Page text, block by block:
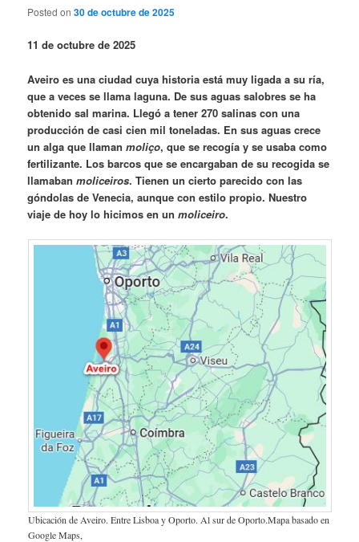
Posted on30 de octubre de 2025
11 de octubre de 2025
Aveiro es una ciudad cuya historia está muy ligada a su ría,
que a veces se llama laguna. De sus aguas salobres se ha
obtenido sal marina. Llegó a tener 270 salinas con una
producción de casi cien mil toneladas. En sus aguas crece
un alga que llamanmoliço, que se recogía y se usaba como
fertilizante. Los barcos que se encargaban de su recogida se
llamabanmoliceiros. Tienen un cierto parecido con las
góndolas de Venecia, aunque con estilo propio. Nuestro
viaje de hoy lo hicimos en unmoliceiro.
Ubicación de Aveiro. Entre Lisboa y Oporto. Al sur de Oporto.Mapa basado en
Google Maps,